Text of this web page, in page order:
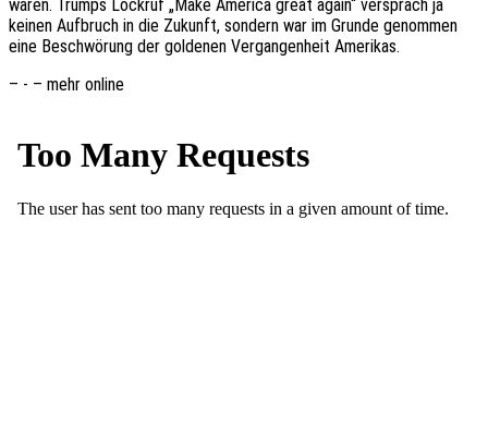
waren. Trumps Lock­ruf „Make Ameri­ca great again“ versprach ja
keinen Aufbruch in die Zukunft, sondern war im Grunde genom­men
eine Beschwö­rung der golde­nen Vergan­gen­heit Amerikas.
– - – mehr online